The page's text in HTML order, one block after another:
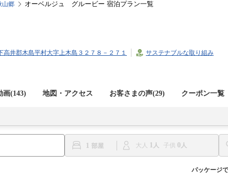
山郷 オーベルジュ グルービー 宿泊プラン一覧
井郡木島平村大字上木島３２７８－２７１ サステナブルな取り組み
画(143) 地図・アクセス お客さまの声(29) クーポン一覧
1 大人 1 子供 0
パッケージ